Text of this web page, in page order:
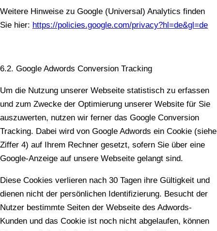
Weitere Hinweise zu Google (Universal) Analytics finden
Sie hier: https://policies.google.com/privacy?hl=de&gl=de
6.2. Google Adwords Conversion Tracking
Um die Nutzung unserer Webseite statistisch zu erfassen
und zum Zwecke der Optimierung unserer Website für Sie
auszuwerten, nutzen wir ferner das Google Conversion
Tracking. Dabei wird von Google Adwords ein Cookie (siehe
Ziffer 4) auf Ihrem Rechner gesetzt, sofern Sie über eine
Google-Anzeige auf unsere Webseite gelangt sind.
Diese Cookies verlieren nach 30 Tagen ihre Gültigkeit und
dienen nicht der persönlichen Identifizierung. Besucht der
Nutzer bestimmte Seiten der Webseite des Adwords-
Kunden und das Cookie ist noch nicht abgelaufen, können